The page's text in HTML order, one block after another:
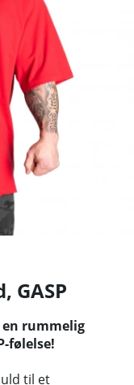
, GASP
en rummelig
følelse!
til et